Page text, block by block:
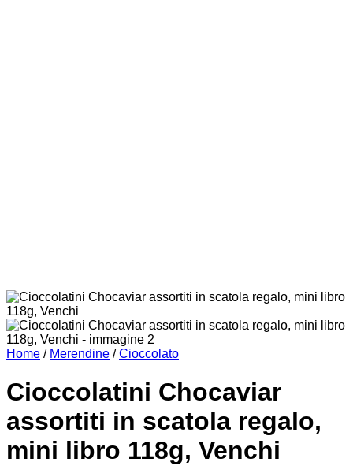
Home / Merendine / Cioccolato
Cioccolatini Chocaviar
assortiti in scatola regalo,
mini libro 118g, Venchi